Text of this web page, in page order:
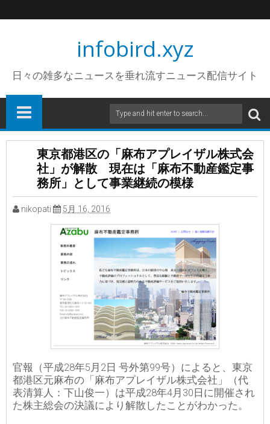
infobird.xyz
日々の雑多なニュースを垂れ流すニュース配信サイト
東京都港区の「麻布アプレイザル株式会
社」が解散 現在は「麻布不動産鑑定事
務所」として事業継続の模様
nikopati 5月 16, 2016
官報（平成28年5月2日 号外第99号）によると、東京
都港区元麻布の「麻布アプレイザル株式会社」（代
表清算人：下山俊一）は平成28年4月30日に開催され
た株主総会の決議により解散したことがわかった。